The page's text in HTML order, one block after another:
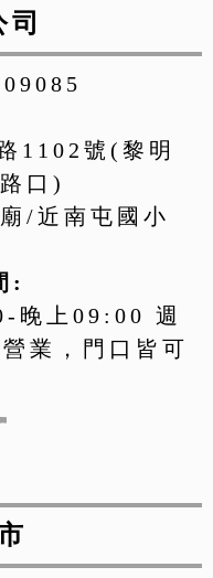
1102號(黎明
口)
/近南屯國小
:
晚上09:00 週
業，門口皆可